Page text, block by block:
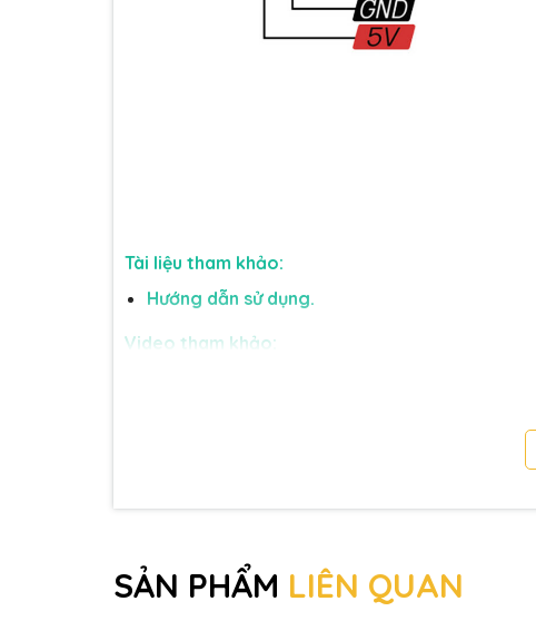
Tài liệu tham khảo:
Hướng dẫn sử dụng.
Video tham khảo:
SẢN PHẨM LIÊN QUAN